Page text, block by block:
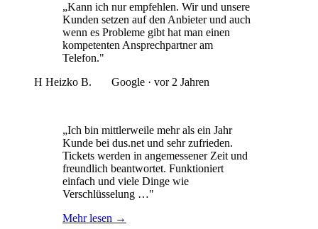
„Kann ich nur empfehlen. Wir und unsere
Kunden setzen auf den Anbieter und auch
wenn es Probleme gibt hat man einen
kompetenten Ansprechpartner am
Telefon."
H Heizko B. Google · vor 2 Jahren
„Ich bin mittlerweile mehr als ein Jahr
Kunde bei dus.net und sehr zufrieden.
Tickets werden in angemessener Zeit und
freundlich beantwortet. Funktioniert
einfach und viele Dinge wie
Verschlüsselung …"
Mehr lesen →